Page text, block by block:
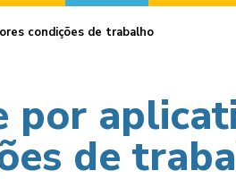
condições de trabalho
de